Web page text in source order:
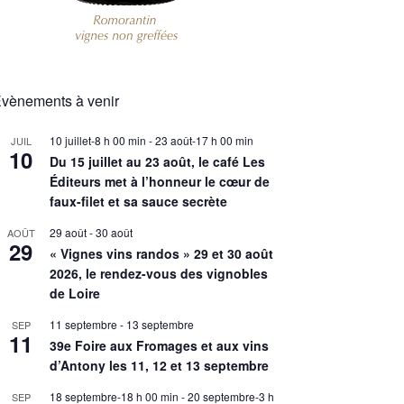
à venir
JUIL
10
10 juillet-8 h 00 min -23 août-17 h 00 min
Du 15 juillet au 23 août, le café Les
Éditeurs met à l’honneur le cœur de
faux-filet et sa sauce secrète
AOÛT
29
29 août-30 août
« Vignes vins randos » 29 et 30 août
2026, le rendez-vous des vignobles
de Loire
SEP
11
11 septembre - 13 septembre
39e Foire aux Fromages et aux vins
d’Antony les 11, 12 et 13 septembre
SEP 18 septembre-18 h 00 min -20 septembre-3 h